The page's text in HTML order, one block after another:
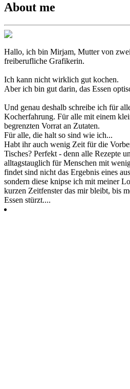
About me
Hallo, ich bin Mirjam, Mutter von
freiberufliche Grafikerin.
Ich kann nicht wirklich gut kochen.
Aber ich bin gut darin, das Essen
Und genau deshalb schreibe ich für
Kocherfahrung. Für alle mit einem
begrenzten Vorrat an Zutaten.
Für alle, die halt so sind wie ich...
Habt ihr auch wenig Zeit für die
Tisches? Perfekt - denn alle Rezepte
alltagstauglich für Menschen mit
findet sind nicht das Ergebnis eines
sondern diese knipse ich mit meiner
kurzen Zeitfenster das mir bleibt, bis
Essen stürzt....